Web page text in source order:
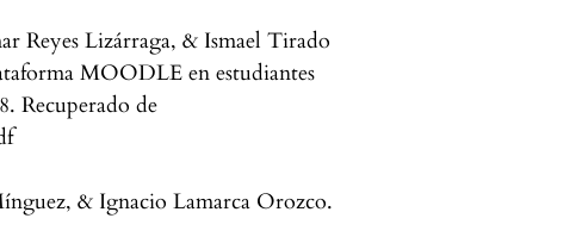
Reyes Lizárraga, & Ismael Tirado
MOODLE en estudiantes
Recuperado de
& Ignacio Lamarca Orozco.